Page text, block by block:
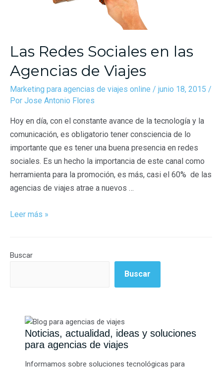
Las Redes Sociales en las
Agencias de Viajes
Marketing para agencias de viajes online / junio 18, 2015 /
Por Jose Antonio Flores
Hoy en día, con el constante avance de la tecnología y la
comunicación, es obligatorio tener consciencia de lo
importante que es tener una buena presencia en redes
sociales. Es un hecho la importancia de este canal como
herramienta para la promoción, es más, casi el 60% de las
agencias de viajes atrae a nuevos …
Leer más »
Buscar
Buscar
Noticias, actualidad, ideas y soluciones
para agencias de viajes
Informamos sobre soluciones tecnológicas para